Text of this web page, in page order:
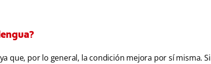
que, por lo general, la condición mejora por sí misma.